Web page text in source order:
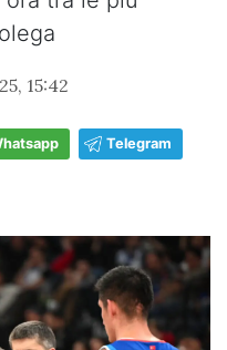
15:42
Telegram